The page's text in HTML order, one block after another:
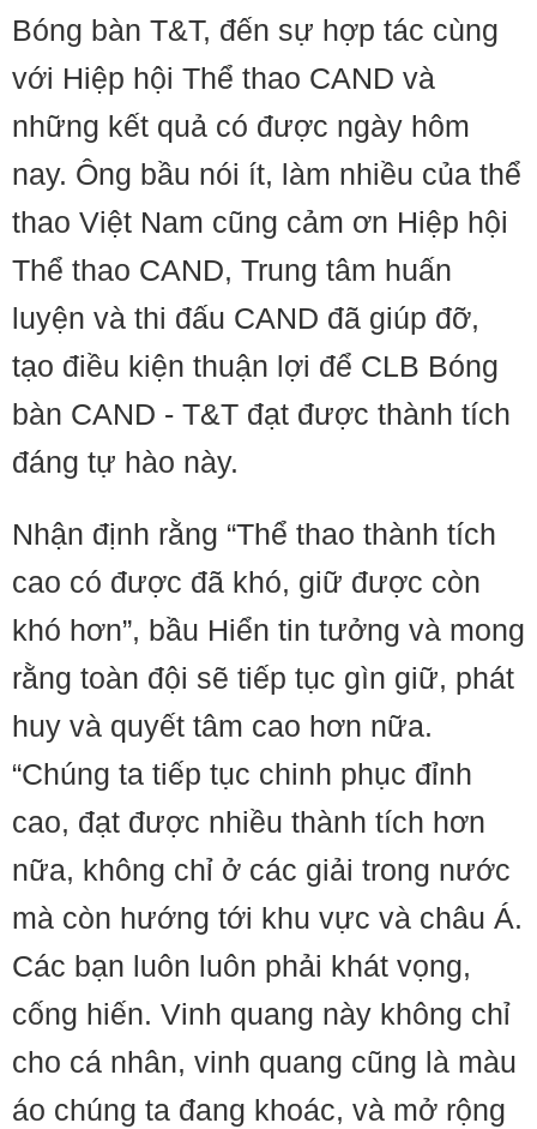
Bóng bàn T&T, đến sự hợp tác cùng
với Hiệp hội Thể thao CAND và
những kết quả có được ngày hôm
nay. Ông bầu nói ít, làm nhiều của thể
thao Việt Nam cũng cảm ơn Hiệp hội
Thể thao CAND, Trung tâm huấn
luyện và thi đấu CAND đã giúp đỡ,
tạo điều kiện thuận lợi để CLB Bóng
bàn CAND - T&T đạt được thành tích
đáng tự hào này.
Nhận định rằng “Thể thao thành tích
cao có được đã khó, giữ được còn
khó hơn”, bầu Hiển tin tưởng và mong
rằng toàn đội sẽ tiếp tục gìn giữ, phát
huy và quyết tâm cao hơn nữa.
“Chúng ta tiếp tục chinh phục đỉnh
cao, đạt được nhiều thành tích hơn
nữa, không chỉ ở các giải trong nước
mà còn hướng tới khu vực và châu Á.
Các bạn luôn luôn phải khát vọng,
cống hiến. Vinh quang này không chỉ
cho cá nhân, vinh quang cũng là màu
áo chúng ta đang khoác, và mở rộng